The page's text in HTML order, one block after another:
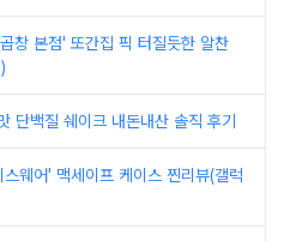
창 본점' 또간집 픽 터질듯한 알찬
단백질 쉐이크 내돈내산 솔직 후기
웨어' 맥세이프 케이스 찐리뷰(갤럭